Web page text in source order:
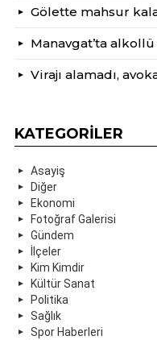
Gölette mahsur
Manavgat’ta
Virajı alamadı,
KATEGORILER
Asayiş
Diğer
Ekonomi
Fotoğraf Galerisi
Gündem
İlçeler
Kim Kimdir
Kültür Sanat
Politika
Sağlık
Spor Haberleri